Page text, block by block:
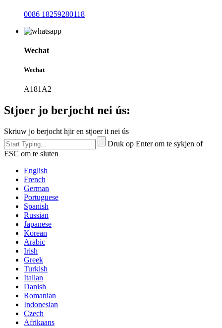
0086 18259280118
Wechat
Wechat
A181A2
Stjoer jo berjocht nei ús:
Skriuw jo berjocht hjir en stjoer it nei ús
Druk op Enter om te sykjen of
ESC om te sluten
English
French
German
Portuguese
Spanish
Russian
Japanese
Korean
Arabic
Irish
Greek
Turkish
Italian
Danish
Romanian
Indonesian
Czech
Afrikaans